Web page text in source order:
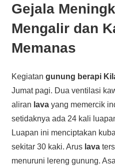
Gejala
Mengalir dan
Memanas
Kegiatan gunung berapi
Jumat pagi. Dua ventilasi
aliran lavayang memercik
setidaknya ada 24 kali
Luapan ini menciptakan
sekitar 30 kaki. Arus lava
menuruni lereng gunung.